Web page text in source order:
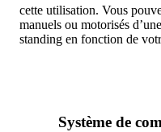
cette utilisation. Vous
manuels ou motorisés
standing en fonction de
Système de